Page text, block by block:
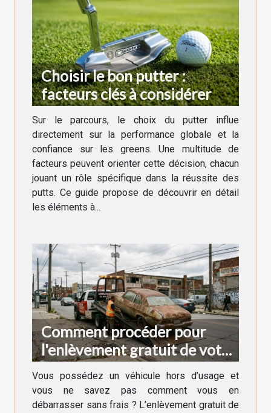
Choisir le bon putter :
facteurs clés à considérer
Sur le parcours, le choix du putter influe
directement sur la performance globale et la
confiance sur les greens. Une multitude de
facteurs peuvent orienter cette décision, chacun
jouant un rôle spécifique dans la réussite des
putts. Ce guide propose de découvrir en détail
les éléments à...
Comment procéder pour
l'enlèvement gratuit de votre
véhicule hors d'usage ?
Vous possédez un véhicule hors d’usage et
vous ne savez pas comment vous en
débarrasser sans frais ? L’enlèvement gratuit de